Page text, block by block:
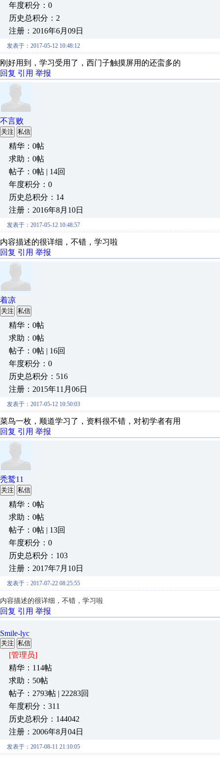
年度积分：0
历史总积分：2
注册：2016年6月09日
发表于：2017-05-12 10:48:12
刚好用到，学习受用了，西门子触摸屏用的还蛮多的
回复 引用 举报
不言败
关注 私信
精华：0帖
求助：0帖
帖子：0帖 | 14回
年度积分：0
历史总积分：14
注册：2016年8月10日
发表于：2017-05-12 10:48:57
内容描述的很详细，不错，学习啦
回复 引用 举报
着凉
关注 私信
精华：0帖
求助：0帖
帖子：0帖 | 16回
年度积分：0
历史总积分：516
注册：2015年11月06日
发表于：2017-05-12 10:50:03
菜鸟一枚，顺道学习了，资料很不错，对初学者有用
回复 引用 举报
秃鹫11
关注 私信
精华：0帖
求助：0帖
帖子：0帖 | 13回
年度积分：0
历史总积分：103
注册：2017年7月10日
发表于：2017-07-22 08:25:55
内容描述的很详细，不错，学习啦
回复 引用 举报
Smile-lyc
关注 私信
[管理员]
精华：114帖
求助：50帖
帖子：2793帖 | 22283回
年度积分：311
历史总积分：144042
注册：2006年8月04日
发表于：2017-08-11 21:10:05